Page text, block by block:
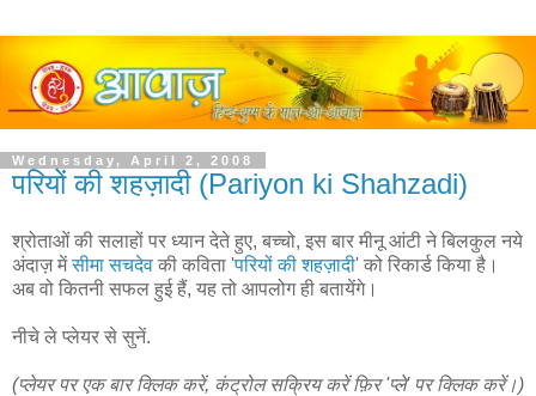
Wednesday, April 2, 2008
परियों की शहज़ादी (Pariyon ki Shahzadi)
श्रोताओं की सलाहों पर ध्यान देते हुए, बच्चो, इस बार मीनू आंटी ने बिलकुल नये
अंदाज़ मेंसीमा सचदेव की कविता 'परियों की शहज़ादी' को रिकार्ड किया है।
अब वो कितनी सफल हुई हैं, यह तो आपलोग ही बतायेंगे।
नीचे ले प्लेयर से सुनें.
(प्लेयर पर एक बार क्लिक करें, कंट्रोल सक्रिय करें फ़िर 'प्ले' पर क्लिक करें।)